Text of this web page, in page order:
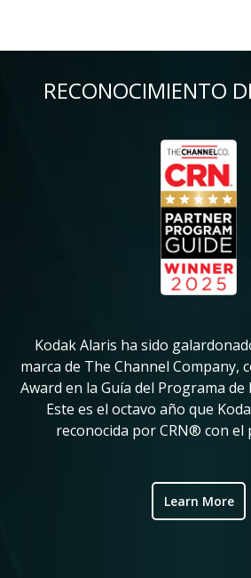
RECONOCIMIENTO
Kodak Alaris ha sido
marca de The Channel Company,
Award en la Guía del Programa de
Este es el octavo año que
reconocida por CRN® con el
Learn More